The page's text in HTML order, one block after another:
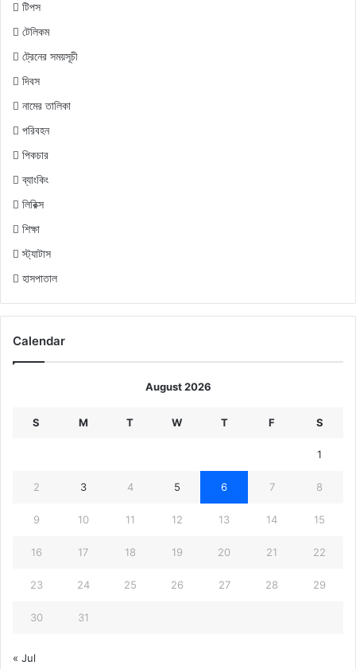
টিপস
টেলিকম
ট্রেনের সময়সূচী
দিবস
নামের তালিকা
পরিবহন
পিকচার
ব্যাংকিং
লিরিক্স
শিক্ষা
স্ট্যাটাস
হাসপাতাল
Calendar
August 2026
S M T W T F S
1
2 3 4 5 6 7 8
9 10 11 12 13 14 15
16 17 18 19 20 21 22
23 24 25 26 27 28 29
30 31
« Jul